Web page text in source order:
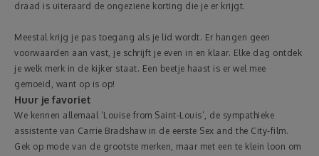
draad is uiteraard de ongeziene korting die je er krijgt.
Meestal krijg je pas toegang als je lid wordt. Er hangen geen
voorwaarden aan vast, je schrijft je even in en klaar. Elke dag ontdek
je welk merk in de kijker staat. Een beetje haast is er wel mee
gemoeid, want op is op!
Huur je favoriet
We kennen allemaal ‘Louise from Saint-Louis’, de sympathieke
assistente van Carrie Bradshaw in de eerste Sex and the City-film.
Gek op mode van de grootste merken, maar met een te klein loon om